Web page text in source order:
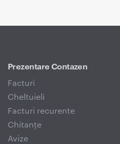
Prezentare Contazen
Facturi
Cheltuieli
Facturi recurente
Chitanțe
Avize